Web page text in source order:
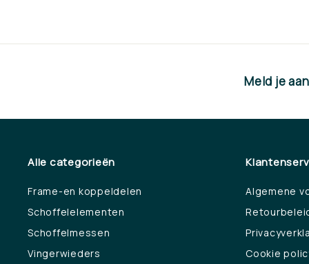
5
Meld je
Alle categorieën
Frame-en koppeldelen
Schoffelelementen
Schoffelmessen
Vingerwieders
Algemene
Cookie